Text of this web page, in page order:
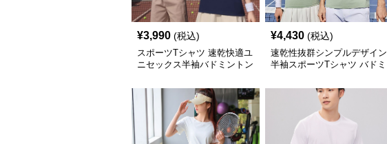
¥3,990 (税込)
スポーツTシャツ 速乾快適ユ
ニセックス半袖バドミントン
¥4,430 (税込)
速乾性抜群シンプルデザイン
半袖スポーツTシャツ バドミ